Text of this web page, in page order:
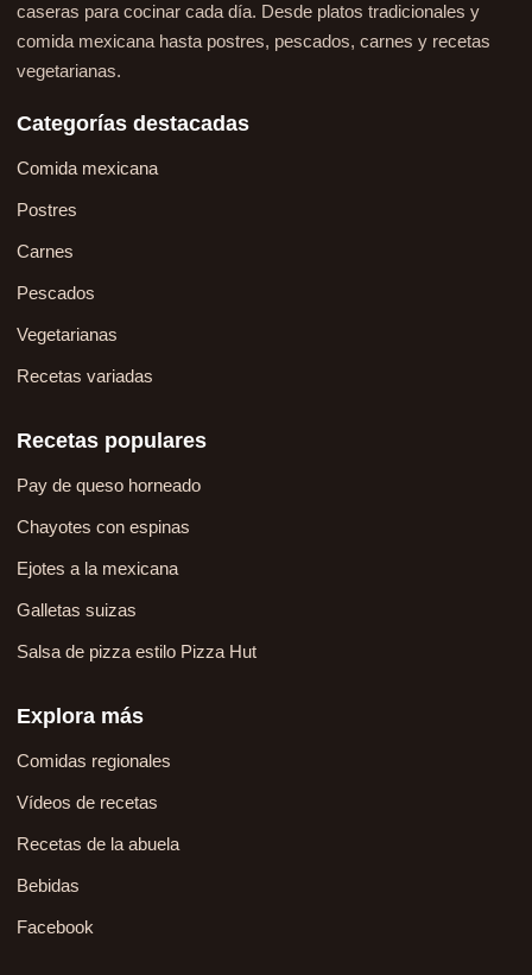
caseras para cocinar cada día. Desde platos tradicionales y
comida mexicana hasta postres, pescados, carnes y recetas
vegetarianas.
Categorías destacadas
Comida mexicana
Postres
Carnes
Pescados
Vegetarianas
Recetas variadas
Recetas populares
Pay de queso horneado
Chayotes con espinas
Ejotes a la mexicana
Galletas suizas
Salsa de pizza estilo Pizza Hut
Explora más
Comidas regionales
Vídeos de recetas
Recetas de la abuela
Bebidas
Facebook